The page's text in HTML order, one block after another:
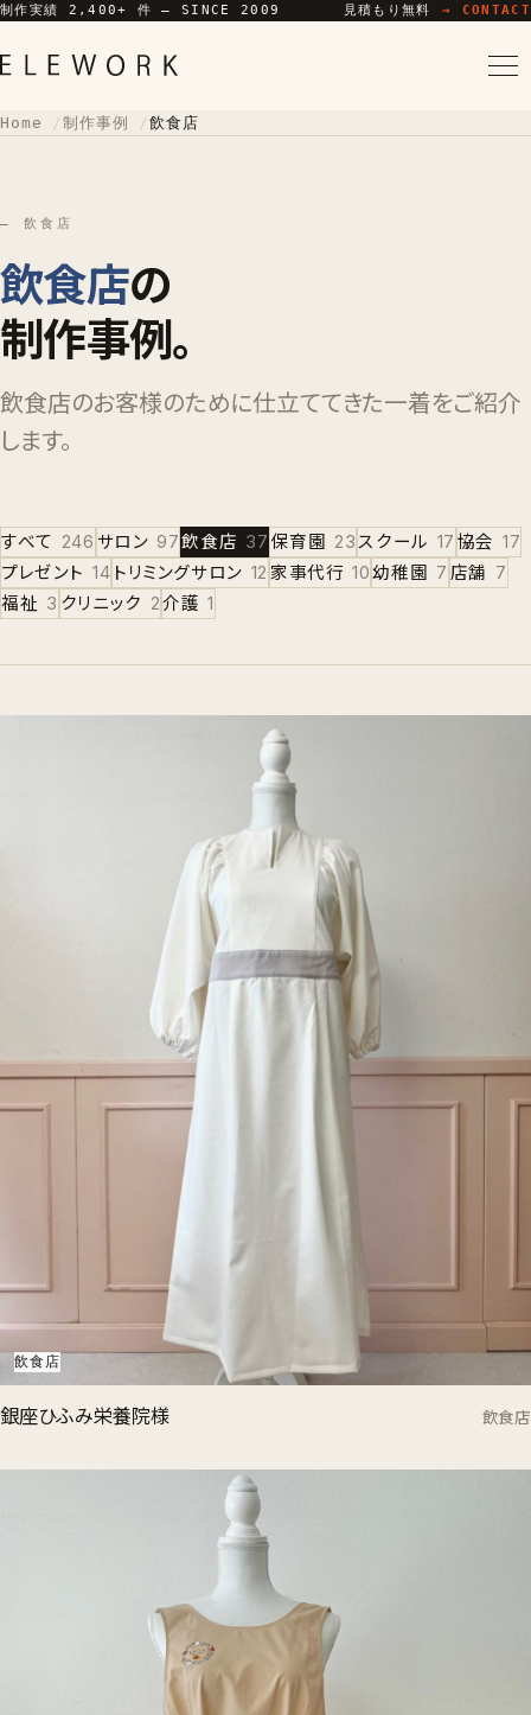
制作実績 2,400+ 件 — SINCE 2009 見積もり無料 → CONTACT
Home 制作事例 飲食店
— 飲食店
飲食店の
制作事例。
飲食店のお客様のために仕立ててきた一着をご紹介
します。
すべて 246 サロン 97飲食店 37 保育園 23スクール 17 協会 17
プレゼント 14 トリミングサロン 12 家事代行 10幼稚園 7 店舗 7
福祉 3 クリニック 2介護 1
飲食店
銀座ひふみ栄養院様 飲食店